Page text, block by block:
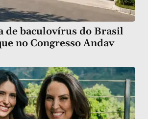
de baculovírus do Brasil
no Congresso Andav